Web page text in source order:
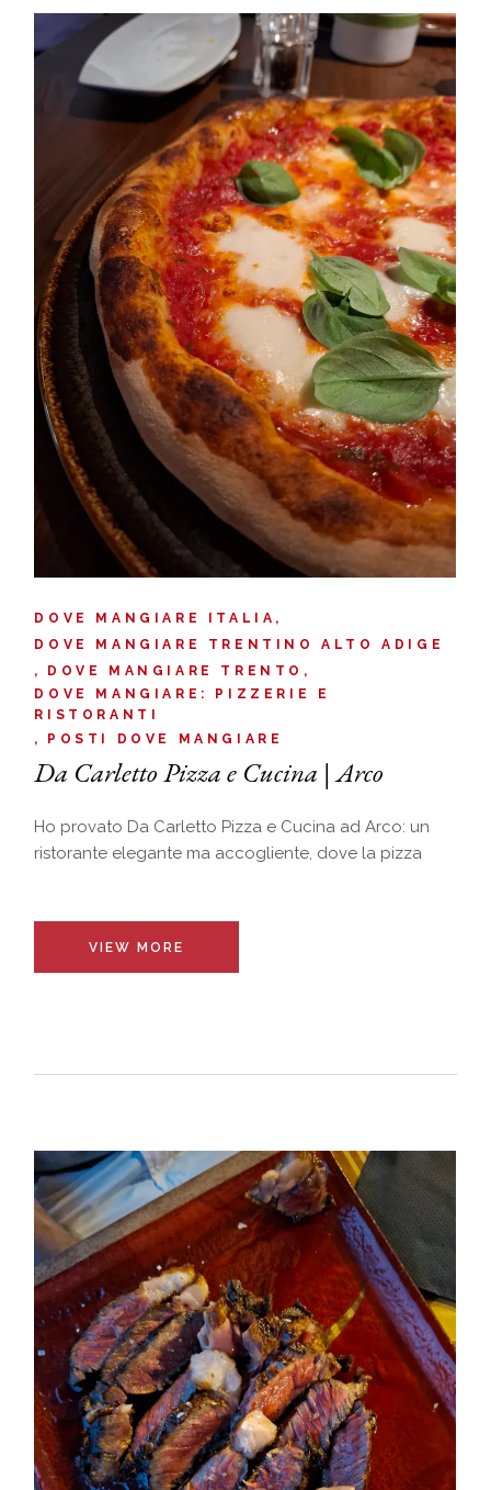
DOVE MANGIARE ITALIA
DOVE MANGIARE TRENTINO ALTO ADIGE
DOVE MANGIARE TRENTO
DOVE MANGIARE: PIZZERIE E
RISTORANTI
POSTI DOVE MANGIARE
Da Carletto Pizza e Cucina | Arco
Ho provato Da Carletto Pizza e Cucina ad Arco: un
ristorante elegante ma accogliente, dove la pizza
VIEW MORE